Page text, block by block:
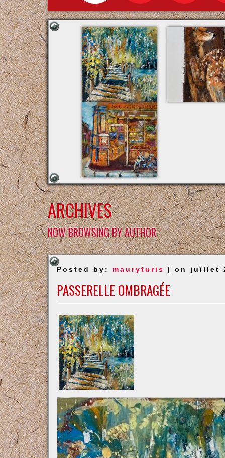
ARCHIVES
NOW BROWSING BY AUTHOR
Posted by: mauryturis | on juillet
PASSERELLE OMBRAGÉE